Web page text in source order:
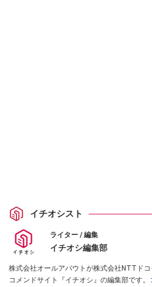
イチオシスト
ライター / 編集
イチオシ編集部
株式会社オールアバウトが株式会社NTTド
コメンドサイト『イチオシ』の編集部です。